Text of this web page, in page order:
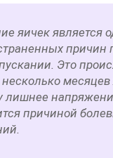
яичек является
причин
Это
лишнее
причиной